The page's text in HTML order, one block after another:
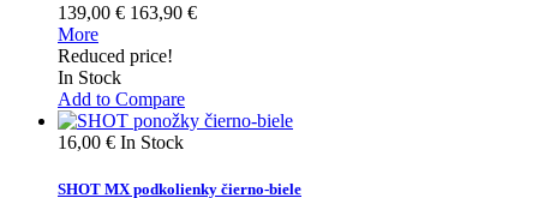
139,00 € 163,90 €
More
Reduced price!
In Stock
Add to Compare
16,00 € In Stock
SHOT MX podkolienky čierno-biele